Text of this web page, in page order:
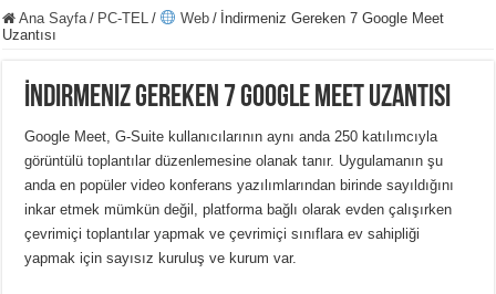
Ana Sayfa / PC-TEL / Web / İndirmeniz Gereken 7 Google Meet
Uzantısı
İndirmeniz Gereken 7 Google Meet Uzantısı
Google Meet, G-Suite kullanıcılarının aynı anda 250 katılımcıyla
görüntülü toplantılar düzenlemesine olanak tanır. Uygulamanın şu
anda en popüler video konferans yazılımlarından birinde sayıldığını
inkar etmek mümkün değil, platforma bağlı olarak evden çalışırken
çevrimiçi toplantılar yapmak ve çevrimiçi sınıflara ev sahipliği
yapmak için sayısız kuruluş ve kurum var.